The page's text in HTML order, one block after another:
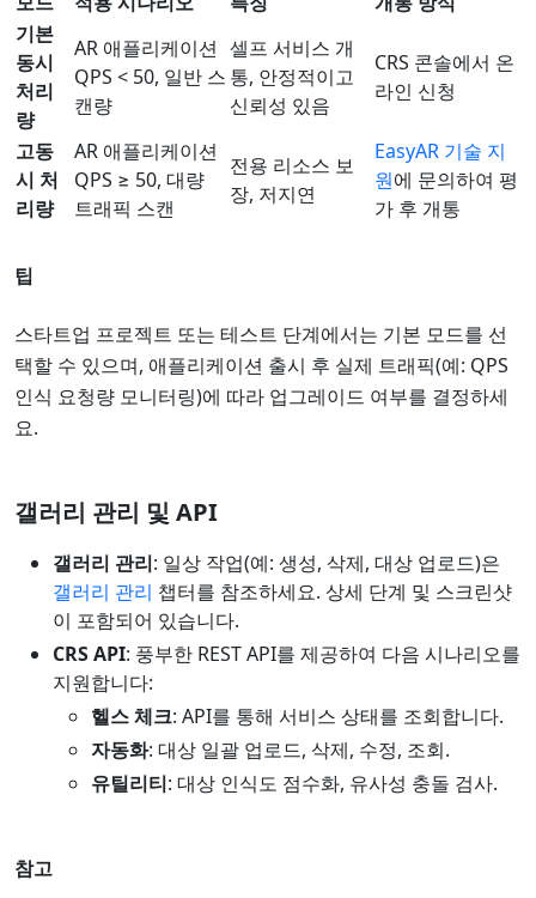
기본
동시
처리
량
AR 애플리케이션
QPS < 50, 일반 스
캔량
셀프 서비스 개
통, 안정적이고
신뢰성 있음
CRS 콘솔에서 온
라인 신청
고동
시 처
리량
AR 애플리케이션
QPS ≥ 50, 대량
트래픽 스캔
전용 리소스 보
장, 저지연
EasyAR 기술 지
원에 문의하여 평
가 후 개통
팁
스타트업 프로젝트 또는 테스트 단계에서는 기본 모드를 선
택할 수 있으며, 애플리케이션 출시 후 실제 트래픽(예: QPS
인식 요청량 모니터링)에 따라 업그레이드 여부를 결정하세
요.
갤러리 관리 및 API
갤러리 관리: 일상 작업(예: 생성, 삭제, 대상 업로드)은
갤러리 관리 챕터를 참조하세요. 상세 단계 및 스크린샷
이 포함되어 있습니다.
CRS API: 풍부한 REST API를 제공하여 다음 시나리오를
지원합니다:
헬스 체크: API를 통해 서비스 상태를 조회합니다.
자동화: 대상 일괄 업로드, 삭제, 수정, 조회.
유틸리티: 대상 인식도 점수화, 유사성 충돌 검사.
참고